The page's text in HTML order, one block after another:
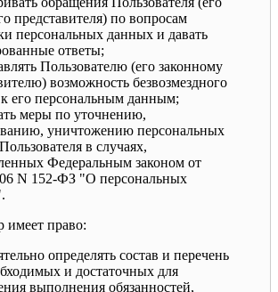
представителя) по вопросам
персональных данных и давать
ответы;
Пользователю (его законному
возможность безвозмездного
к его персональным данным;
меры по уточнению,
уничтожению персональных
в случаях,
Федеральным законом от
N 152-ФЗ "О персональных
имеет право:
определять состав и перечень
и достаточных для
выполнения обязанностей,